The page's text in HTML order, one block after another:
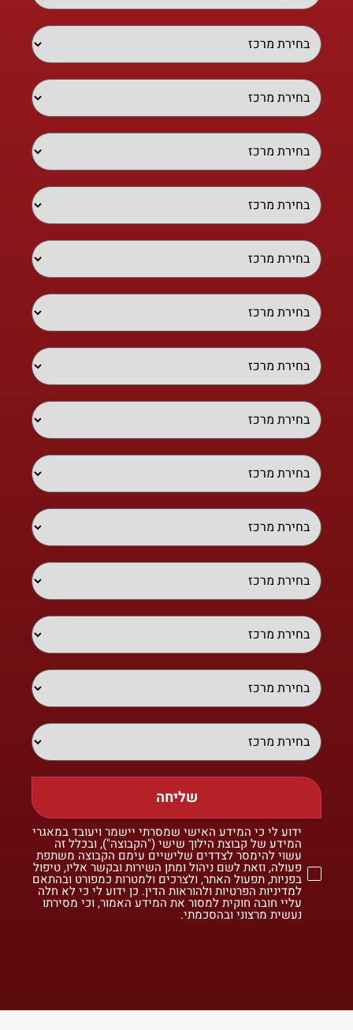
שליחה
ידוע לי כי המידע האישי שמסרתי יישמר ויעובד במאגרי
המידע של קבוצת הילוך שישי ("הקבוצה"), ובכלל זה
עשוי להימסר לצדדים שלישיים עימם הקבוצה משתפת
פעולה, וזאת לשם ניהול ומתן השירות ובקשר אליו, טיפול
בפניות, תפעול האתר, ולצרכים ולמטרות כמפורט ובהתאם
למדיניות הפרטיות ולהוראות הדין. כן ידוע לי כי לא חלה
עליי חובה חוקית למסור את המידע האמור, וכי מסירתו
נעשית מרצוני ובהסכמתי.